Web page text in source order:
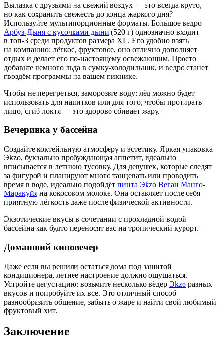
Вылазка с друзьями на свежий воздух — это всегда круто,
но как сохранить свежесть до конца жаркого дня?
Используйте мультипорционные форматы. Большое ведро
Арбуз-Дыня с кусочками дыни (520 г) однозначно входит
в топ-3 среди продуктов размера XL. Его удобно взять
на компанию: лёгкое, фруктовое, оно отлично дополняет
отдых и делает его по-настоящему освежающим. Просто
добавьте немного льда в сумку-холодильник, и ведро станет
гвоздём программы на вашем пикнике.
Чтобы не перегреться, заморозьте воду: лёд можно будет
использовать для напитков или для того, чтобы протирать
лицо, сгиб локтя — это здорово сбивает жару.
Вечеринка у бассейна
Создайте коктейльную атмосферу и эстетику. Яркая упаковка
Эkzo, буквально пробуждающая аппетит, идеально
вписывается в летнюю тусовку. Для девушек, которые следят
за фигурой и планируют много танцевать или проводить
время в воде, идеально подойдёт пинта Эkzo Веган Манго-
Маракуйя на кокосовом молоке. Она оставляет после себя
приятную лёгкость даже после физической активности.
Экзотические вкусы в сочетании с прохладной водой
бассейна как будто переносят вас на тропический курорт.
Домашний киновечер
Даже если вы решили остаться дома под защитой
кондиционера, летнее настроение должно ощущаться.
Устройте дегустацию: возьмите несколько вёдер Эkzo разных
вкусов и попробуйте их все. Это отличный способ
разнообразить общение, забыть о жаре и найти свой любимый
фруктовый хит.
Заключение